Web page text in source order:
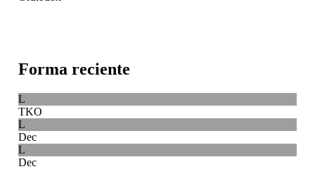
Forma reciente
L
TKO
L
Dec
L
Dec